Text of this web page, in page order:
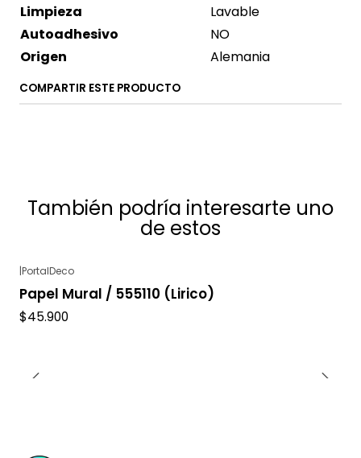
Limpieza
Lavable
Autoadhesivo
NO
Origen
Alemania
COMPARTIR ESTE PRODUCTO
También podría interesarte uno
de estos
|PortalDeco
Papel Mural / 555110 (Lirico)
$45.900